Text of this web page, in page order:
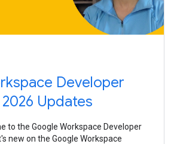
Developer
Updates
to the Google Workspace Developer
new on the Google Workspace